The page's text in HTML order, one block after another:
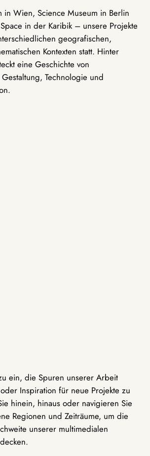
in Wien, Science Museum in Berlin
in der Karibik – unsere Projekte
geografischen,
Kontexten statt. Hinter
eine Geschichte von
Technologie und
ein, die Spuren unserer Arbeit
Inspiration für neue Projekte zu
hinein, hinaus oder navigieren Sie
Regionen und Zeiträume, um die
unserer multimedialen